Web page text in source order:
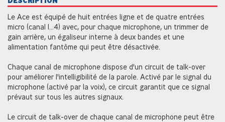
Le Ace est équipé de huit entrées ligne et de quatre entrées
micro (canal 1...4) avec, pour chaque microphone, un trimmer de
gain arrière, un égaliseur interne à deux bandes et une
alimentation fantôme qui peut être désactivée.
Chaque canal de microphone dispose d'un circuit de talk-over
pour améliorer l'intelligibilité de la parole. Activé par le signal du
microphone (activé par la voix), ce circuit garantit que ce signal
prévaut sur tous les autres signaux.
Le circuit de talk-over de chaque canal de microphone peut être